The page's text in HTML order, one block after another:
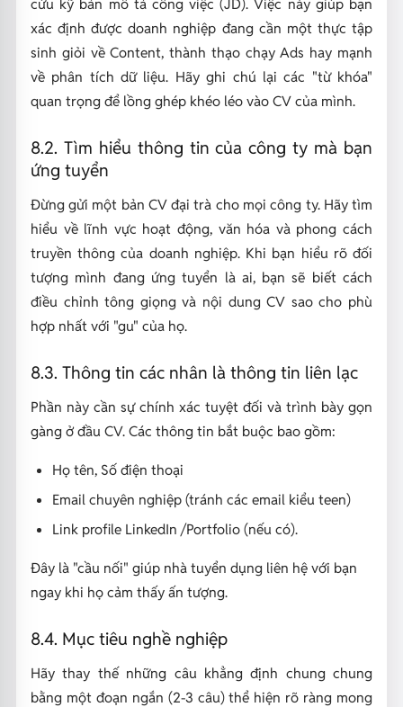
xác định được doanh nghiệp đang cần một thực tập
sinh giỏi về Content, thành thạo chạy Ads hay mạnh
về phân tích dữ liệu. Hãy ghi chú lại các "từ khóa"
quan trọng để lồng ghép khéo léo vào CV của mình.
8.2. Tìm hiểu thông tin của công ty mà bạn
ứng tuyển
Đừng gửi một bản CV đại trà cho mọi công ty. Hãy tìm
hiểu về lĩnh vực hoạt động, văn hóa và phong cách
truyền thông của doanh nghiệp. Khi bạn hiểu rõ đối
tượng mình đang ứng tuyển là ai, bạn sẽ biết cách
điều chỉnh tông giọng và nội dung CV sao cho phù
hợp nhất với "gu" của họ.
8.3. Thông tin các nhân là thông tin liên lạc
Phần này cần sự chính xác tuyệt đối và trình bày gọn
gàng ở đầu CV. Các thông tin bắt buộc bao gồm:
Họ tên, Số điện thoại
Email chuyên nghiệp (tránh các email kiểu teen)
Link profile LinkedIn /Portfolio (nếu có).
Đây là "cầu nối" giúp nhà tuyển dụng liên hệ với bạn
ngay khi họ cảm thấy ấn tượng.
8.4. Mục tiêu nghề nghiệp
Hãy thay thế những câu khẳng định chung chung
bằng một đoạn ngắn (2-3 câu) thể hiện rõ ràng mong